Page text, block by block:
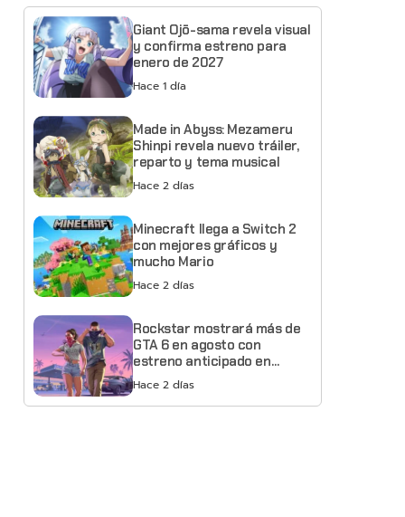
Giant Ojō-sama revela visual
y confirma estreno para
enero de 2027
Hace 1 día
Made in Abyss: Mezameru
Shinpi revela nuevo tráiler,
reparto y tema musical
Hace 2 días
Minecraft llega a Switch 2
con mejores gráficos y
mucho Mario
Hace 2 días
Rockstar mostrará más de
GTA 6 en agosto con
estreno anticipado en
Netflix
Hace 2 días